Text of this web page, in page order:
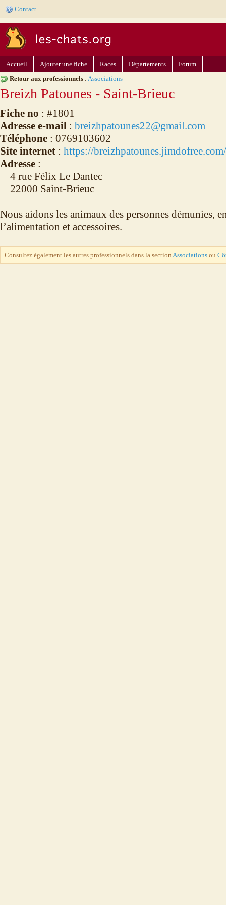
Contact
Accueil Ajouter une fiche Races Départements
Forum
Retour aux professionnels : Associations
Breizh Patounes - Saint-Brieuc
Fiche no : #1801
Adresse e-mail : breizhpatounes22@gmail.com
Téléphone : 0769103602
Site internet : https://breizhpatounes.jimdofree.com/
Adresse :
4 rue Félix Le Dantec
22000 Saint-Brieuc
Nous aidons les animaux des personnes démunies,
l’alimentation et accessoires.
Consultez également les autres professionnels dans la section Associations ou